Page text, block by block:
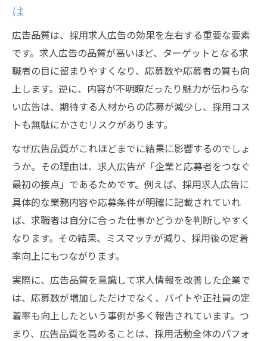
バイト募集広告の品質を見直すべき理由と
実例
正社員採用に求められる広告品質の基準と
は
求人広告で高品質を保つための工夫と注意
採用広告で求人魅力を伝える品質向上の要
素
バイト・正社員募集で広告品質を最適化す
る方法
広告品質を高めて求人応募率を上げるコツ
採用求人広告の品質改善で応募率を引き上
バイト募集広告の品質アップ実践テクニッ
ク
正社員求人で応募が増える広告品質の秘訣
は
広告品質は、採用求人広告の効果を左右する重要な要素
です。求人広告の品質が高いほど、ターゲットとなる求
職者の目に留まりやすくなり、応募数や応募者の質も向
上します。逆に、内容が不明瞭だったり魅力が伝わらな
い広告は、期待する人材からの応募が減少し、採用コス
トも無駄にかさむリスクがあります。
なぜ広告品質がこれほどまでに結果に影響するのでしょ
うか。その理由は、求人広告が「企業と応募者をつなぐ
最初の接点」であるためです。例えば、採用求人広告に
具体的な業務内容や応募条件が明確に記載されていれ
ば、求職者は自分に合った仕事かどうかを判断しやすく
なります。その結果、ミスマッチが減り、採用後の定着
率向上にもつながります。
実際に、広告品質を意識して求人情報を改善した企業で
は、応募数が増加しただけでなく、バイトや正社員の定
着率も向上したという事例が多く報告されています。つ
まり、広告品質を高めることは、採用活動全体のパフォ